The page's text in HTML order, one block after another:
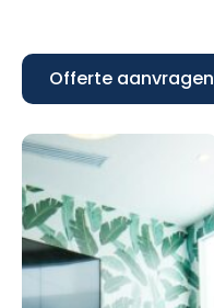
Offerte aanvragen